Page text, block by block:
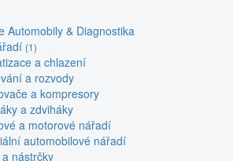
Automobily & Diagnostika
(1)
a chlazení
a rozvody
a kompresory
a zdviháky
a motorové nářadí
automobilové nářadí
nástrčky